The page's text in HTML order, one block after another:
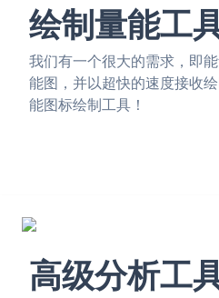
绘制量能工
我们有一个很大的需求，即
能图，并以超快的速度接收
能图标绘制工具！
高级分析工